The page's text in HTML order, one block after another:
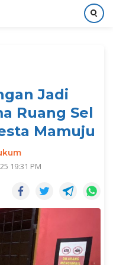
Jadi
Ruang Sel
Mamuju
19:31 PM